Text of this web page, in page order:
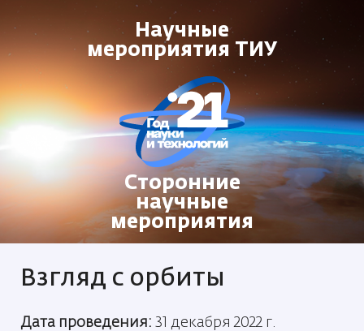
Научные
мероприятия ТИУ
Сторонние
научные
мероприятия
Взгляд с орбиты
Дата проведения: 31 декабря 2022 г.